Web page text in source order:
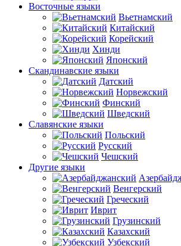
Восточные языки
Вьетнамский
Китайский
Корейский
Хинди
Японский
Скандинавские языки
Датский
Норвежский
Финский
Шведский
Славянские языки
Польский
Русский
Чешский
Другие языки
Венгерский
Греческий
Иврит
Грузинский
Казахский
Узбекский